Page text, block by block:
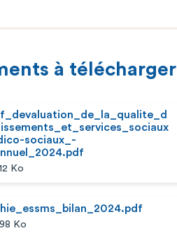
à télécharger
sociaux_-
Ko
Ko